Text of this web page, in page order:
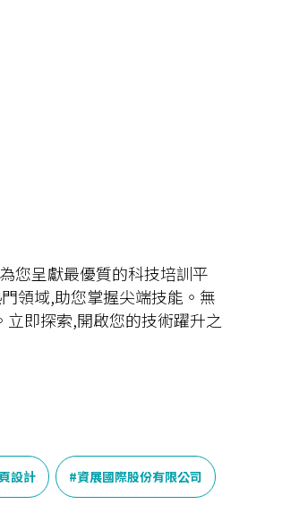
您呈獻最優質的科技培訓平
領域,助您掌握尖端技能。無
即探索,開啟您的技術躍升之
設計 資展國際股份有限公司